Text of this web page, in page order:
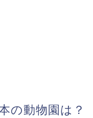
の動物園は？